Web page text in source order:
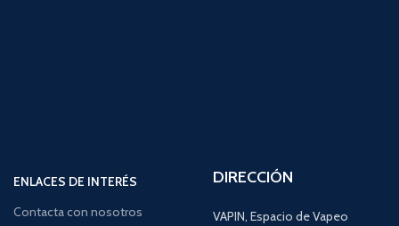
ENLACES DE INTERÉS
Contacta con nosotros
DIRECCIÓN
VAPIN, Espacio de Vapeo